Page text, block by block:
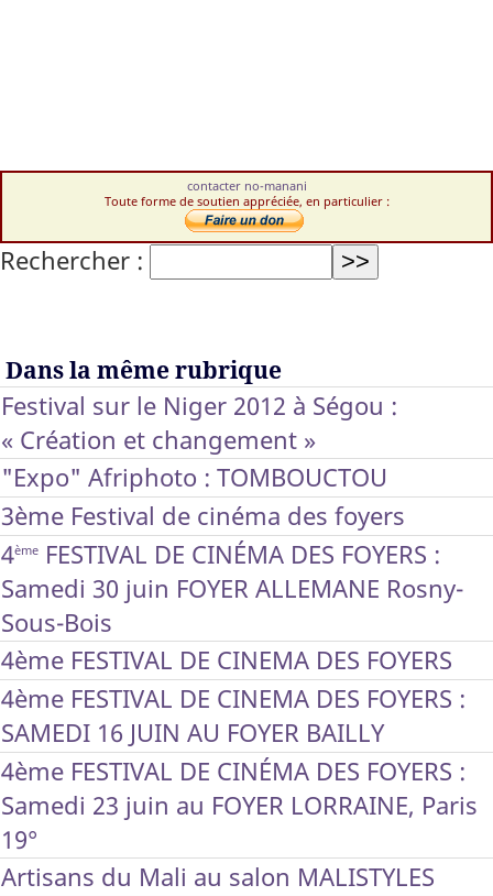
contacter no-manani
Toute forme de soutien appréciée, en particulier :
Rechercher :
Dans la même rubrique
Festival sur le Niger 2012 à Ségou :
« Création et changement »
"Expo" Afriphoto : TOMBOUCTOU
3ème Festival de cinéma des foyers
4èmeFESTIVAL DE CINÉMA DES FOYERS :
Samedi 30 juin FOYER ALLEMANE Rosny-
Sous-Bois
4ème FESTIVAL DE CINEMA DES FOYERS
4ème FESTIVAL DE CINEMA DES FOYERS :
SAMEDI 16 JUIN AU FOYER BAILLY
4ème FESTIVAL DE CINÉMA DES FOYERS :
Samedi 23 juin au FOYER LORRAINE, Paris
19°
Artisans du Mali au salon MALISTYLES